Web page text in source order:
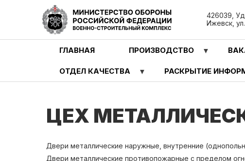
содержанию
426039,
Ижевск,
ГЛАВНАЯ ПРОИЗВОДСТВО
ОТДЕЛ КАЧЕСТВА РАСКРЫТИЕ
ЦЕХ
Двери металлические наружные, внутренние
Двери металлические противопожарные с пределом